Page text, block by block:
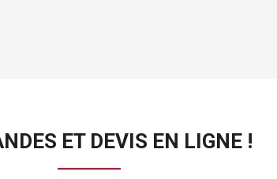
ET DEVIS EN LIGNE !